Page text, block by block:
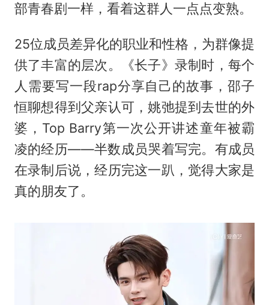
部青春剧一样，看着这群人一点点变熟。
25位成员差异化的职业和性格，为群像提
供了丰富的层次。《长子》录制时，每个
人需要写一段rap分享自己的故事，邵子
恒聊想得到父亲认可，姚弛提到去世的外
婆，Top Barry第一次公开讲述童年被霸
凌的经历——半数成员哭着写完。有成员
在录制后说，经历完这一趴，觉得大家是
真的朋友了。